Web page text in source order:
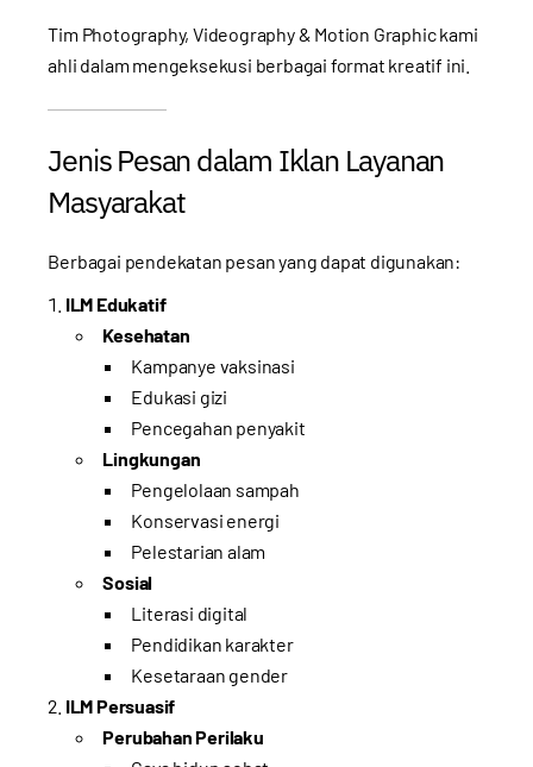
Tim Photography, Videography & Motion Graphickami
ahli dalam mengeksekusi berbagai format kreatif ini.
Jenis Pesan dalam Iklan Layanan
Masyarakat
Berbagai pendekatan pesan yang dapat digunakan:
ILM Edukatif
Kesehatan
Kampanye vaksinasi
Edukasi gizi
Pencegahan penyakit
Lingkungan
Pengelolaan sampah
Konservasi energi
Pelestarian alam
Sosial
Literasi digital
Pendidikan karakter
Kesetaraan gender
ILM Persuasif
Perubahan Perilaku